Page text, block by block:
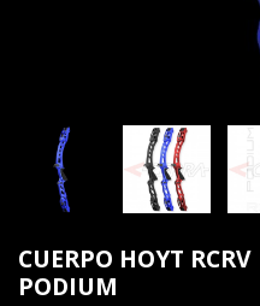
CUERPO HOYT RCRV
PODIUM